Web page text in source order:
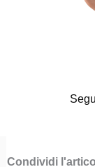
Condividi